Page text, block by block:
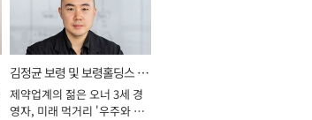
김정균 보령 및 보령홀딩스 대
표이사 사장
제약업계의 젊은 오너 3세 경
영자, 미래 먹거리 '우주와 헬